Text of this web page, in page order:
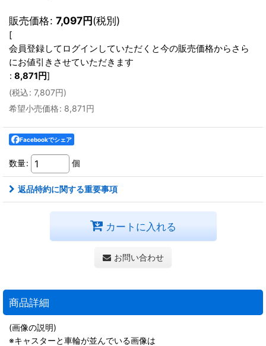
販売価格: 7,097円(税別)
[
会員登録してログインしていただくと今の販売価格からさら
にお値引きさせていただきます
: 8,871 円]
(税込: 7,807円)
希望小売価格: 8,871円
Facebookでシェア
数量: 個
返品特約に関する重要事項
カートに入れる
お問い合わせ
商品詳細
(画像の説明)
※キャスターと車輪が並んでいる画像は